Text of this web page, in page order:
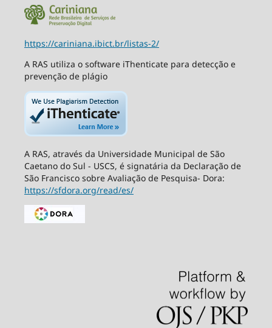
https://cariniana.ibict.br/listas-2/
A RAS utiliza o software iThenticate para detecção e
prevenção de plágio
A RAS, através da Universidade Municipal de São
Caetano do Sul - USCS, é signatária da Declaração de
São Francisco sobre Avaliação de Pesquisa- Dora:
https://sfdora.org/read/es/